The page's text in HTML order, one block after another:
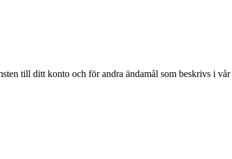
till ditt konto och för andra ändamål som beskrivs i vår